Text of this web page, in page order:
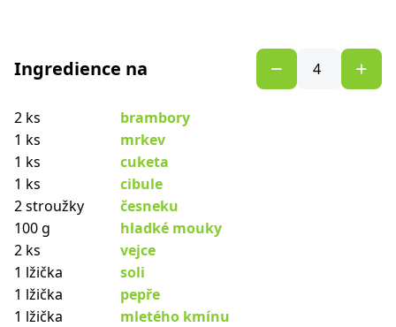
Ingredience na
2 ks
brambory
1 ks
mrkev
1 ks
cuketa
1 ks
cibule
2 stroužky
česneku
100 g
hladké mouky
2 ks
vejce
1 lžička
soli
1 lžička
pepře
1 lžička
mletého kmínu